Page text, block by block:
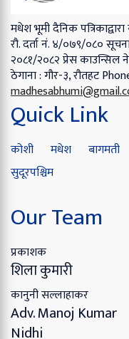
मधेश भूमी दैनिक
रौ. दर्ता नं. ४/०७९/०८०
२०८१/२०८२प्रेस काउन्सिल
ठेगाना : गौर-३, रौतहट
Quick Link
कोशी मधेश बागमती
सुदूरपश्चिम
Our Team
प्रकाशक
शिला कुमारी
कानुनी सल्लाहाकर
Adv. Manoj Kumar
Nidhi